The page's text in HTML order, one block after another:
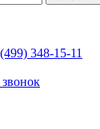
348-15-11
звонок